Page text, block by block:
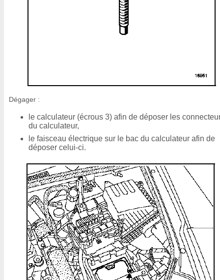
Dégager :
le calculateur (écrous 3) afin de déposer les
du calculateur,
le faisceau électrique sur le bac du calculateur afin de
déposer celui-ci.